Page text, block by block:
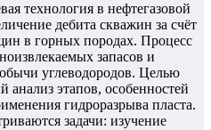
технология в нефтегазовой
дебита скважин за счёт
в горных породах. Процесс
запасов и
углеводородов. Целью
анализ этапов, особенностей
гидроразрыва пласта.
задачи: изучение